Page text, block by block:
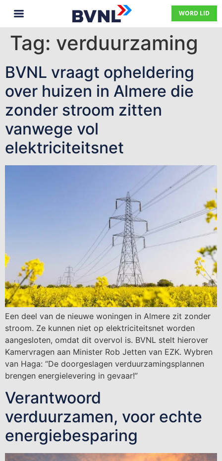
WORD LID
Tag: verduurzaming
BVNL vraagt opheldering
over huizen in Almere die
zonder stroom zitten
vanwege vol
elektriciteitsnet
Een deel van de nieuwe woningen in Almere zit zonder
stroom. Ze kunnen niet op elektriciteitsnet worden
aangesloten, omdat dit overvol is. BVNL stelt hierover
Kamervragen aan Minister Rob Jetten van EZK. Wybren
van Haga: “De doorgeslagen verduurzamingsplannen
brengen energielevering in gevaar!”
Verantwoord
verduurzamen, voor echte
energiebesparing